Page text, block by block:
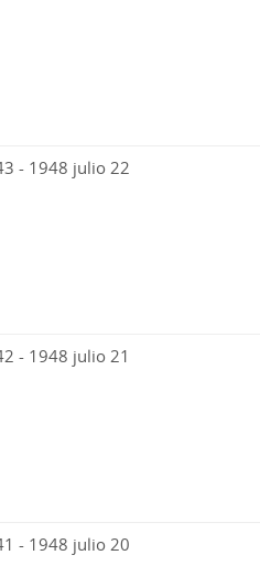
- 1948 julio 22
- 1948 julio 21
- 1948 julio 20